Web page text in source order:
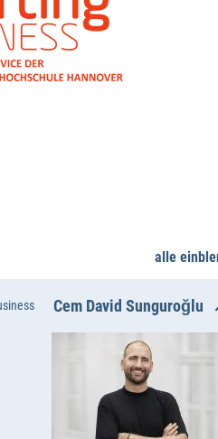
alle
Cem David Sunguroğlu